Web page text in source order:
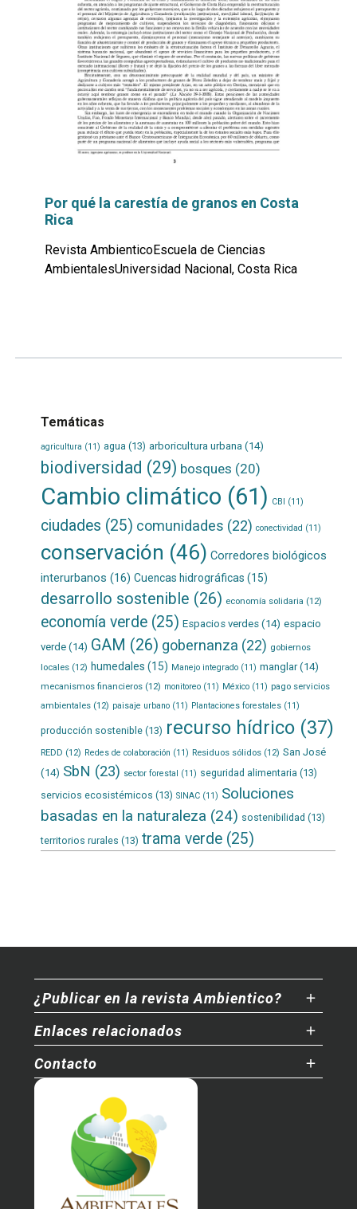
Por qué la carestía de granos en Costa
Rica
Revista AmbienticoEscuela de Ciencias
AmbientalesUniversidad Nacional, Costa Rica
Temáticas
agricultura (11) agua (13) arboricultura urbana(14)
biodiversidad (29) bosques (20)
Cambio climático (61) CBI (11)
ciudades (25) comunidades (22) conectividad (11)
conservación (46) Corredores biológicos
interurbanos (16) Cuencas hidrográficas (15)
desarrollo sostenible (26) economía solidaria (12)
economía verde(25) Espacios verdes(14) espacio
verde(14) GAM (26) gobernanza (22) gobiernos
locales(12) humedales (15) Manejo integrado(11) manglar(14)
mecanismos financieros(12) monitoreo(11) México(11) pago servicios
ambientales(12) paisaje urbano(11) Plantaciones forestales(11)
producción sostenible(13) recurso hídrico(37)
REDD (12) Redes de colaboración (11) Residuos sólidos(12) San José
(14) SbN (23) sector forestal (11) seguridad alimentaria (13)
servicios ecosistémicos (13) SINAC(11) Soluciones
basadas en la naturaleza (24) sostenibilidad (13)
territorios rurales (13) trama verde(25)
¿Publicar en la revista Ambientico?
Enlaces relacionados
Contacto